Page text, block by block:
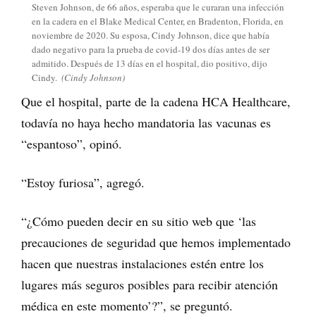
Steven Johnson, de 66 años, esperaba que le curaran una infección
en la cadera en el Blake Medical Center, en Bradenton, Florida, en
noviembre de 2020. Su esposa, Cindy Johnson, dice que había
dado negativo para la prueba de covid-19 dos días antes de ser
admitido. Después de 13 días en el hospital, dio positivo, dijo
Cindy. (Cindy Johnson)
Que el hospital, parte de la cadena HCA Healthcare,
todavía no haya hecho mandatoria las vacunas es
“espantoso”, opinó.
“Estoy furiosa”, agregó.
“¿Cómo pueden decir en su sitio web que ‘las
precauciones de seguridad que hemos implementado
hacen que nuestras instalaciones estén entre los
lugares más seguros posibles para recibir atención
médica en este momento’?”, se preguntó.